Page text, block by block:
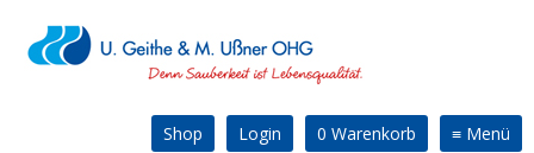
≡ Menü
0 Warenkorb
Login
Shop